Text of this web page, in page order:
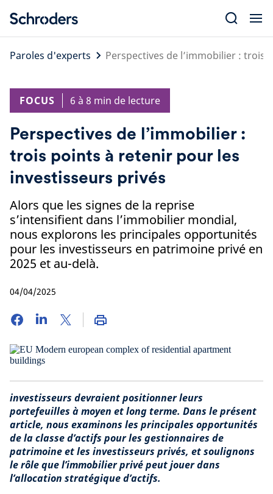
content
Paroles d'experts
Perspectives de l’immobilier : trois
FOCUS 6 à 8 min de lecture
Perspectives de l’immobilier :
trois points à retenir pour les
investisseurs privés
Alors que les signes de la reprise
s’intensifient dans l’immobilier mondial,
nous explorons les principales opportunités
pour les investisseurs en patrimoine privé en
2025 et au-delà.
04/04/2025
investisseurs devraient positionner leurs
portefeuilles à moyen et long terme. Dans le présent
article, nous examinons les principales opportunités
de la classe d’actifs pour les gestionnaires de
patrimoine et les investisseurs privés, et soulignons
le rôle que l’immobilier privé peut jouer dans
l’allocation stratégique d’actifs.